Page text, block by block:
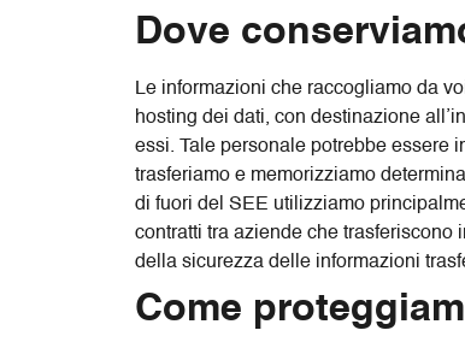
Dove
Le informazioni che raccogliamo da
hosting dei dati, con destinazione
essi. Tale personale potrebbe essere
trasferiamo e memorizziamo
di fuori del SEE utilizziamo
contratti tra aziende che
della sicurezza delle informazioni
Come